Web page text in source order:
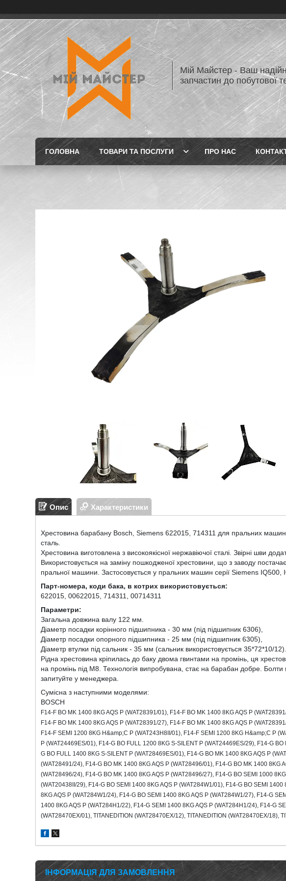
Мій Майстер - Ваш
запчастин до побутової
ГОЛОВНА ТОВАРИ ТА ПОСЛУГИ ПРО НАС
Опис Характеристики
Хрестовина барабану Bosch Siemens 622015, 714311 для пральних машин
сталь.
Хрестовина виготовлена з високоякісної нержавіючої сталі. Звірні шви
Використовується на заміну пошкодженої хрестовини, що з заводу
пральної машини. Застосовується у пральних машин серії Siemens IQ500,
Парт-номера, коди бака, в котрих використовується:
622015, 00622015 714311 , 00714311
Параметри:
Загальна довжина валу 122 мм.
Діаметр посадки корінного підшипника - 30 мм (під підшипник 6306),
Діаметр посадки опорного підшипника - 25 мм (під підшипник 6305),
Діаметр втулки під сальник - 35 мм (сальник використовується 35*72*10/12).
Рідна хрестовина кріпилась до баку двома гвинтами на промінь, ця
на промінь під М8. Технологія випробувана, стає на барабан добре.
запитуйте у менеджера.
Сумісна з наступними моделями:
BOSCH
F14-F BO MK 1400 8KGAQS P (WAT28391/01), F14-F BO MK 1400 8KGAQS P (WAT
F14-F BO MK 1400 8KGAQS P (WAT28391/27), F14-F BO MK 1400 8KGAQS P (WAT
F14-F SEMI 1200 8KG H&amp;C P (WAT243 H8 /01), F14-F SEMI 1200 8KG H&amp;C P (
P (WAT24469 ES/01), F14-G BO FULL 1200 8KG S-SILENT P (WAT24469 ES/29), F14-G BO
G BO FULL 1400 8KG S-SILENT P (WAT28469 ES/01), F14-G BO MK 1400 8KGAQS P (WAT
(WAT28491/24), F14-G BO MK 1400 8KGAQS P (WAT28496/01), F14-G BO MK 1400 8KG
(WAT28496/24), F14-G BO MK 1400 8KGAQS P (WAT28496/27), F14-G BO SEMI 1000 8KG
(WAT20438 /29), F14-G BO SEMI 1400 8KGAQS P (WAT284W1/01), F14-G BO SEMI 1400
8KGAQS P (WAT284W1/24), F14-G BO SEMI 1400 8KGAQS P (WAT284W1/27), F14-G SEMI
1400 8KGAQS P (WAT284H 1/22), F14-G SEMI 1400 8KGAQS P (WAT284H 1/24), F14-G
(WAT28470EX/01), TITANEDITION (WAT28470EX/12), TITANEDITION (WAT28470EX/18),
ІНФОРМАЦІЯ ДЛЯ ЗАМОВЛЕННЯ